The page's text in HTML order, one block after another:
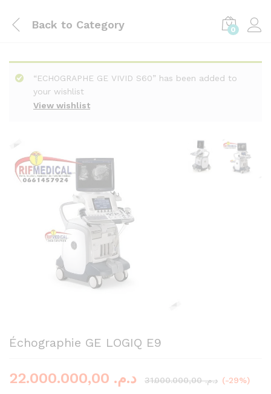
Back to Category 0
View wishlist
“ECHOGRAPHE GE VIVID S60” has been added to
your wishlist
Échographie GE LOGIQ E9
د.م. د.م.31.000.000,00
(-29%)